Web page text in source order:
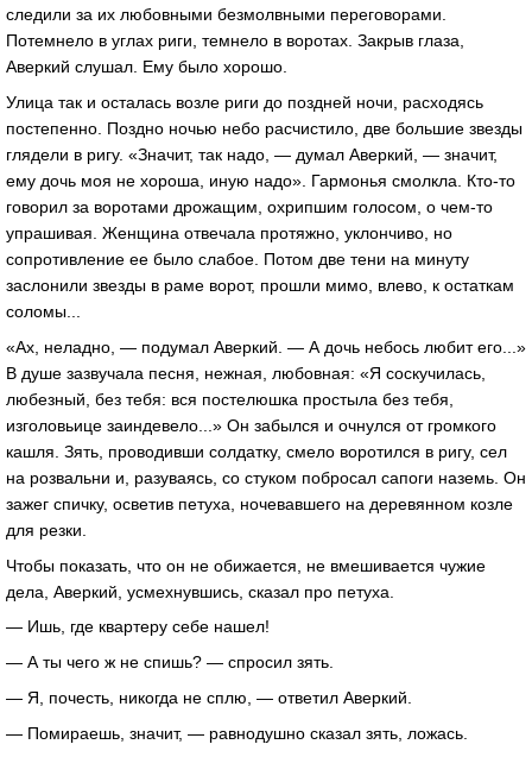
следили за их любовными безмолвными переговорами.
Потемнело в углах риги, темнело в воротах. Закрыв глаза,
Аверкий слушал. Ему было хорошо.
Улица так и осталась возле риги до поздней ночи, расходясь
постепенно. Поздно ночью небо расчистило, две большие звезды
глядели в ригу. «Значит, так надо, — думал Аверкий, — значит,
ему дочь моя не хороша, иную надо». Гармонья смолкла. Кто-то
говорил за воротами дрожащим, охрипшим голосом, о чем-то
упрашивая. Женщина отвечала протяжно, уклончиво, но
сопротивление ее было слабое. Потом две тени на минуту
заслонили звезды в раме ворот, прошли мимо, влево, к остаткам
соломы...
«Ах, неладно, — подумал Аверкий. — А дочь небось любит его...»
В душе зазвучала песня, нежная, любовная: «Я соскучилась,
любезный, без тебя: вся постелюшка простыла без тебя,
изголовьице заиндевело...» Он забылся и очнулся от громкого
кашля. Зять, проводивши солдатку, смело воротился в ригу, сел
на розвальни и, разуваясь, со стуком побросал сапоги наземь. Он
зажег спичку, осветив петуха, ночевавшего на деревянном козле
для резки.
Чтобы показать, что он не обижается, не вмешивается чужие
дела, Аверкий, усмехнувшись, сказал про петуха.
— Ишь, где квартеру себе нашел!
— А ты чего ж не спишь? — спросил зять.
— Я, почесть, никогда не сплю, — ответил Аверкий.
— Помираешь, значит, — равнодушно сказал зять, ложась.